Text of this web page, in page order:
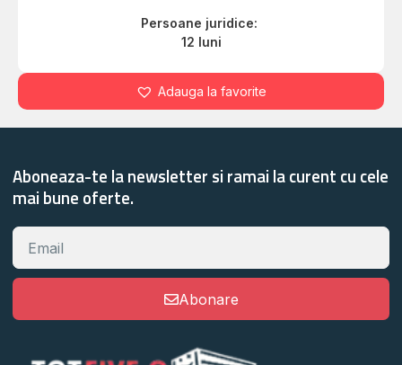
Persoane juridice:
12 luni
Adauga la favorite
Aboneaza-te la newsletter si ramai la curent cu cele
mai bune oferte.
Abonare